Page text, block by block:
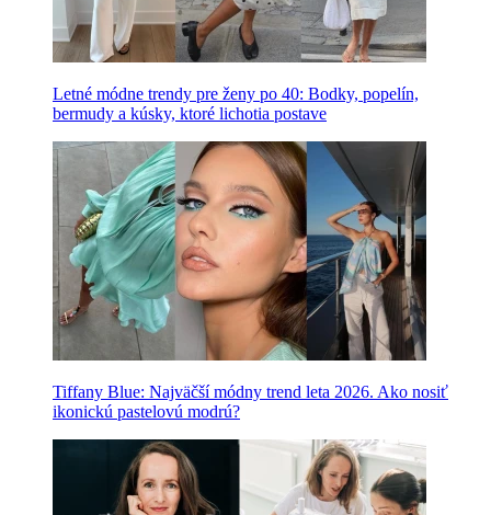
Letné módne trendy pre ženy po 40: Bodky, popelín,
bermudy a kúsky, ktoré lichotia postave
Tiffany Blue: Najväčší módny trend leta 2026. Ako nosiť
ikonickú pastelovú modrú?